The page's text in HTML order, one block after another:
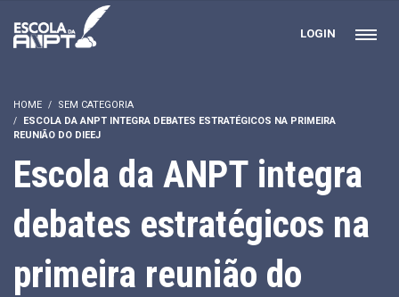
LOGIN
HOME
SEM CATEGORIA
ESCOLA DA ANPT INTEGRA DEBATES ESTRATÉGICOS NA PRIMEIRA
REUNIÃO DO DIEEJ
Escola da ANPT integra
debates estratégicos na
primeira reunião do